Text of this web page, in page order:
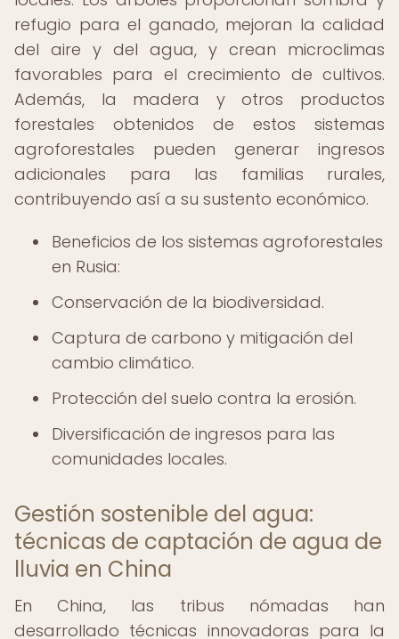
refugio para el ganado, mejoran la calidad
del aire y del agua, y crean microclimas
favorables para el crecimiento de cultivos.
Además, la madera y otros productos
forestales obtenidos de estos sistemas
agroforestales pueden generar ingresos
adicionales para las familias rurales,
contribuyendo así a su sustento económico.
Beneficios de los sistemas agroforestales
en Rusia:
Conservación de la biodiversidad.
Captura de carbono y mitigación del
cambio climático.
Protección del suelo contra la erosión.
Diversificación de ingresos para las
comunidades locales.
Gestión sostenible del agua:
técnicas de captación de agua de
lluvia en China
En China, las tribus nómadas han
desarrollado técnicas innovadoras para la